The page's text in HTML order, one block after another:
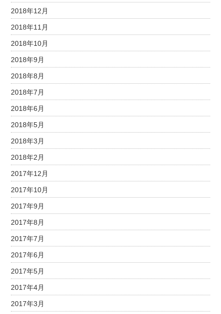
2018年12月
2018年11月
2018年10月
2018年9月
2018年8月
2018年7月
2018年6月
2018年5月
2018年3月
2018年2月
2017年12月
2017年10月
2017年9月
2017年8月
2017年7月
2017年6月
2017年5月
2017年4月
2017年3月